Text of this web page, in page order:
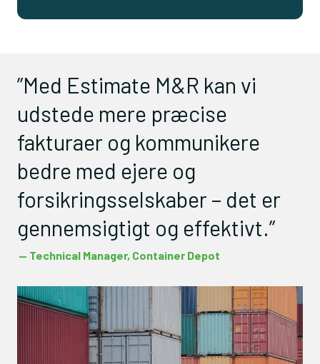
”Med Estimate M&R kan vi
udstede mere præcise
fakturaer og kommunikere
bedre med ejere og
forsikringsselskaber – det er
gennemsigtigt og effektivt.”
— Technical Manager, Container Depot